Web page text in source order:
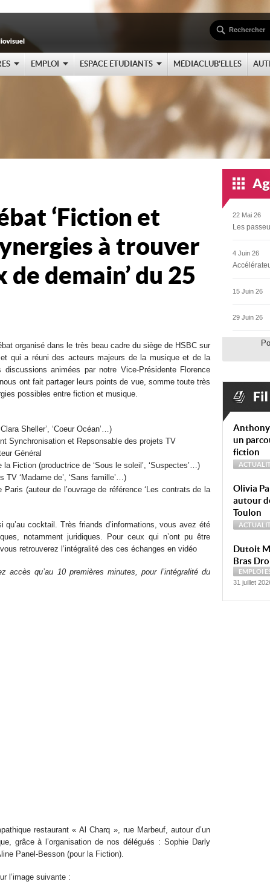
EMPLOI ESPACE ÉTUDIANTS MÉDIACLUB’ELLES
‘Fiction et
à trouver
demain’ du 25
organisé dans le très beau cadre du siège de HSBC sur
qui a réuni des acteurs majeurs de la musique et de la
animées par notre Vice-Présidente Florence
ont fait partager leurs points de vue, somme toute très
possibles entre fiction et musique.
Sheller’, ‘Coeur Océan’…)
Synchronisation et Repsonsable des projets TV
Général
Fiction (productrice de ‘Sous le soleil’, ‘Suspectes’…)
‘Madame de’, ‘Sans famille’…)
Paris (auteur de l’ouvrage de référence ‘Les contrats de la
cocktail. Très friands d’informations, vous avez été
notamment juridiques. Pour ceux qui n’ont pu être
retrouverez l’intégralité des ces échanges en vidéo
accès qu’au 10 premières minutes, pour l’intégralité du
restaurant « Al Charq », rue Marbeuf, autour d’un
grâce à l’organisation de nos délégués : Sophie Darly
Panel-Besson (pour la Fiction).
l’image suivante :
22 Mai 26
Les
4 Juin 26
15 Juin 26
29 Juin 26
Anthony
un
fiction
Olivia
autour
Toulon
Dutoit
Bras
EMPLOI
31 juillet